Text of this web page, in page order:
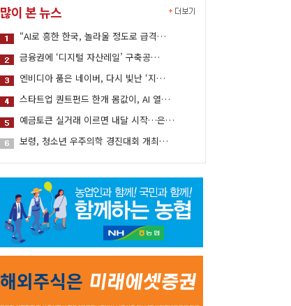
많이 본 뉴스
“AI로 흥한 한국, 놀라울 정도로 급격…
금융권에 ‘디지털 자산레일’ 구축공…
엔비디아 품은 네이버, 다시 빛난 ‘지…
스타트업 퀀트펀드 한개 몸값이, AI 열…
예금토큰 실거래 이르면 내달 시작…은…
보령, 청소년 우주의학 경진대회 개최…